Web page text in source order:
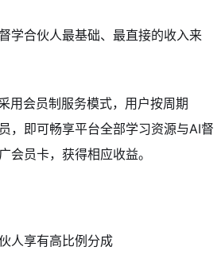
学合伙人最基础、最直接的收入来
用会员制服务模式，用户按周期
，即可畅享平台全部学习资源与AI督
会员卡，获得相应收益。
人享有高比例分成